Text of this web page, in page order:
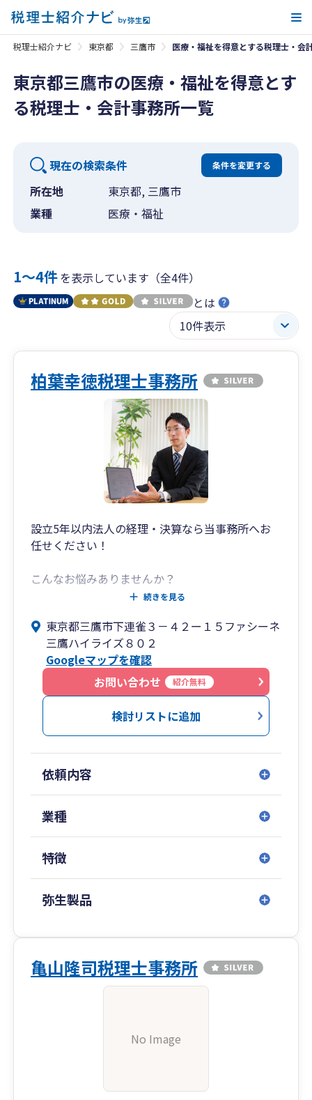
税理士紹介ナビ 東京都 三鷹市 医療・福祉を得意とする税理士・会
東京都三鷹市の医療・福祉を得意とす
る税理士・会計事務所一覧
現在の検索条件 条件を変更する
所在地
東京都, 三鷹市
業種
医療・福祉
1〜4件を表示しています（全4件）
とは
柏葉幸徳税理士事務所
設立5年以内法人の経理・決算なら当事務所へお
任せください！
こんなお悩みありませんか？
1 日々の経理をどうやっていいかわからない
3 決算書や試算表など財務諸表を経営に活かす方
法がわからない
当事務所では法人の経理・決算サポート業務に力
を入れており、これまでにおいても、
・会社を設立したがどんな経理を行っていい
か全くわからず、困っていた方
の資料となっていた方
などのサポートをさせていただき、お喜び頂い
ております。
ハウがありますので、お気軽にお問い合わせくだ
さい。
続きを見る
東京都三鷹市下連雀３－４２ー１５ファシーネ
三鷹ハイライズ８０２
Googleマップを確認
お問い合わせ
紹介無料
検討リストに追加
依頼内容
業種
特徴
弥生製品
亀山隆司税理士事務所
No Image